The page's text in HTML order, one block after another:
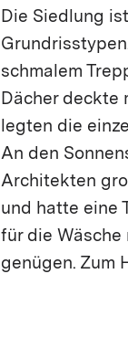
Die Siedlung
schmalem
Dächer deckte
legten die
An den
Architekten
und hatte eine
für die Wäsche
genügen. Zum